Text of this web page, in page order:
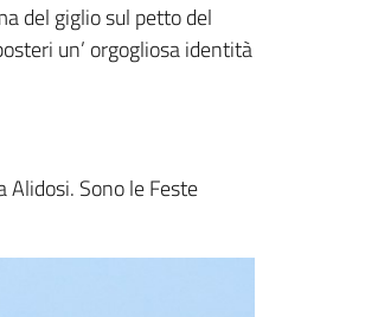
del giglio sul petto del
un’ orgogliosa identità
Sono le Feste